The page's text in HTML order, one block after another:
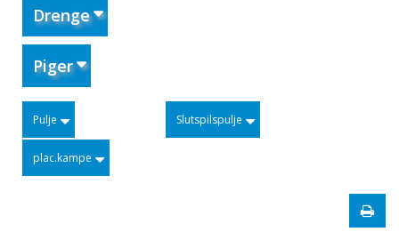
Drenge
Piger
Pulje Slutspilspulje
plac.kampe